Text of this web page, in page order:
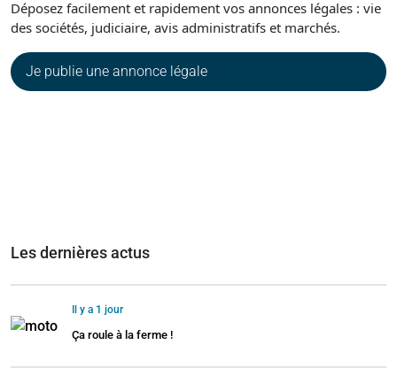
Déposez facilement et rapidement vos annonces légales : vie
des sociétés, judiciaire, avis administratifs et marchés.
Je publie une annonce légale
Les dernières actus
Il y a 1 jour
Ça roule à la ferme !